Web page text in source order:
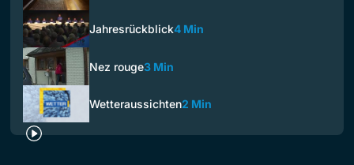
Jahresrückblick4 Min
Nez rouge3 Min
Wetteraussichten2 Min